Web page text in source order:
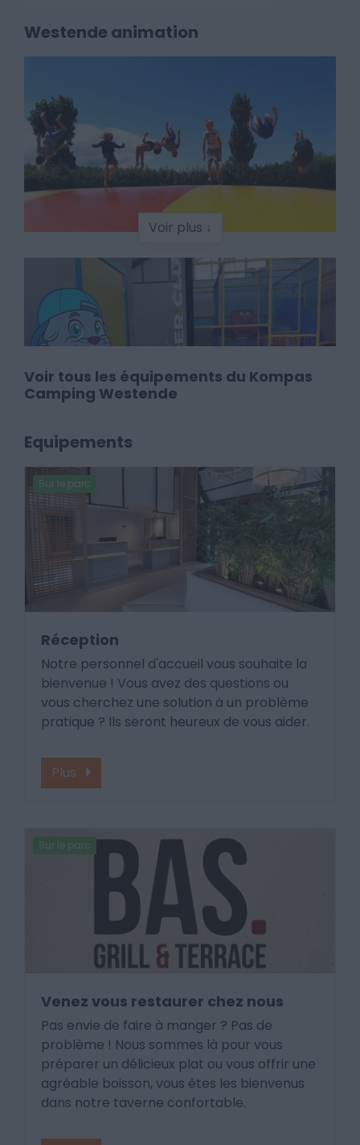
Westende animation
Voir plus ↓
Voir tous les équipements du Kompas
Camping Westende
Equipements
Sur le parc
Réception
Notre personnel d'accueil vous souhaite la
bienvenue ! Vous avez des questions ou
vous cherchez une solution à un problème
pratique ? Ils seront heureux de vous aider.
Plus
Sur le parc
Venez vous restaurer chez nous
Pas envie de faire à manger ? Pas de
problème ! Nous sommes là pour vous
préparer un délicieux plat ou vous offrir une
agréable boisson, vous êtes les bienvenus
dans notre taverne confortable.